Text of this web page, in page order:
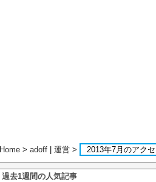
Home > adoff 運営 > 2013年7月のアク
過去1週間の人気記事